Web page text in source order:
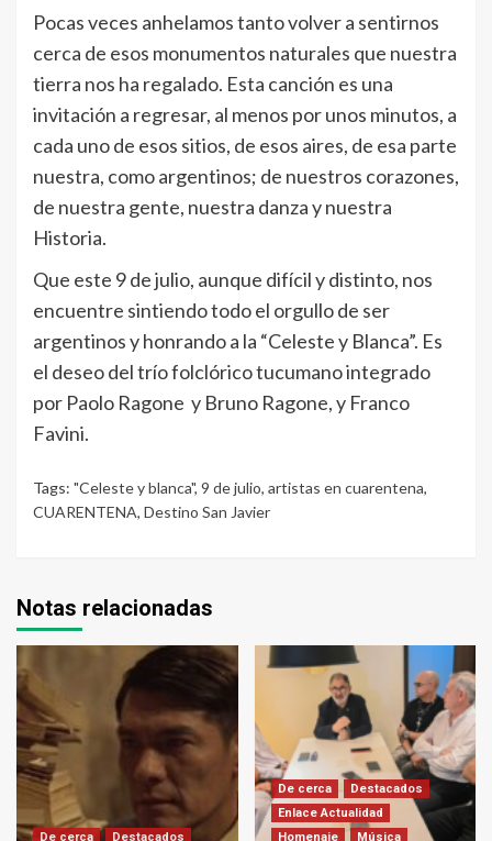
Pocas veces anhelamos tanto volver a sentirnos
cerca de esos monumentos naturales que nuestra
tierra nos ha regalado. Esta canción es una
invitación a regresar, al menos por unos minutos, a
cada uno de esos sitios, de esos aires, de esa parte
nuestra, como argentinos; de nuestros corazones,
de nuestra gente, nuestra danza y nuestra
Historia.
Que este 9 de julio, aunque difícil y distinto, nos
encuentre sintiendo todo el orgullo de ser
argentinos y honrando a la “Celeste y Blanca”. Es
el deseo del trío folclórico tucumano integrado
por Paolo Ragone y Bruno Ragone, y Franco
Favini.
Tags: "Celeste y blanca", 9 de julio, artistas en cuarentena,
CUARENTENA, Destino San Javier
Notas relacionadas
De cerca Destacados
De cerca
Destacados
Enlace Actualidad
Homenaje
Música